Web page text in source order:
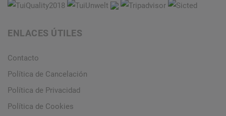
ENLACES ÚTILES
Contacto
Política de Cancelación
Política de Privacidad
Política de Cookies